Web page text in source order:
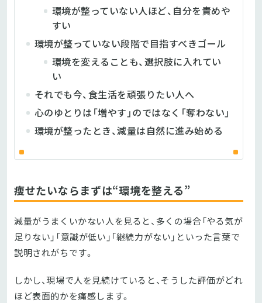
環境が整っていない人ほど、自分を責めや
すい
環境が整っていない段階で目指すべきゴール
環境を変えることも、選択肢に入れてい
い
それでも今、食生活を頑張りたい人へ
心のゆとりは「増やす」のではなく「奪わない」
環境が整ったとき、減量は自然に進み始める
痩せたいならまずは“環境を整える”
減量がうまくいかない人を見ると、多くの場合「やる気が
足りない」「意識が低い」「継続力がない」といった言葉で
説明されがちです。
しかし、現場で人を見続けていると、そうした評価がどれ
ほど表面的かを痛感します。